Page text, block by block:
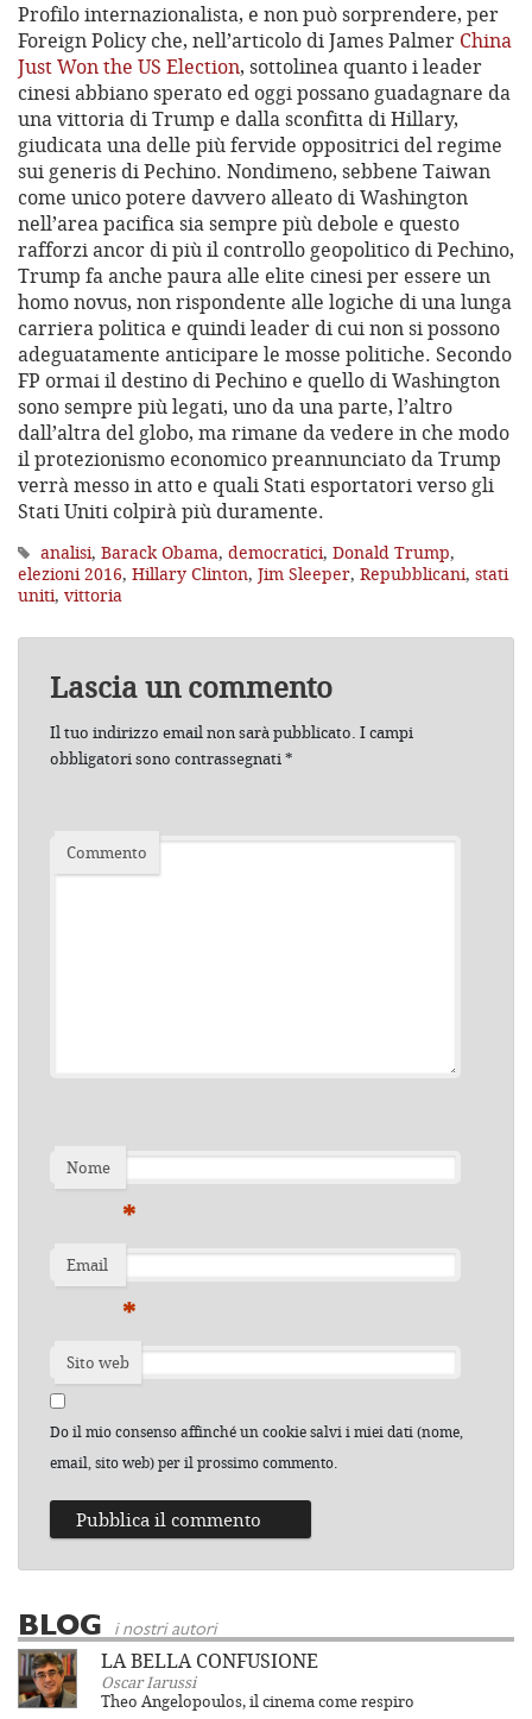
Profilo internazionalista, e non può sorprendere, per
Foreign Policy che, nell’articolo di James Palmer China
Just Won the US Election, sottolinea quanto i leader
cinesi abbiano sperato ed oggi possano guadagnare da
una vittoria di Trump e dalla sconfitta di Hillary,
giudicata una delle più fervide oppositrici del regime
sui generis di Pechino. Nondimeno, sebbene Taiwan
come unico potere davvero alleato di Washington
nell’area pacifica sia sempre più debole e questo
rafforzi ancor di più il controllo geopolitico di Pechino,
Trump fa anche paura alle elite cinesi per essere un
homo novus, non rispondente alle logiche di una lunga
carriera politica e quindi leader di cui non si possono
adeguatamente anticipare le mosse politiche. Secondo
FP ormai il destino di Pechino e quello di Washington
sono sempre più legati, uno da una parte, l’altro
dall’altra del globo, ma rimane da vedere in che modo
il protezionismo economico preannunciato da Trump
verrà messo in atto e quali Stati esportatori verso gli
Stati Uniti colpirà più duramente.
analisi, Barack Obama, democratici, Donald Trump,
elezioni 2016, Hillary Clinton, Jim Sleeper, Repubblicani, stati
uniti, vittoria
Lascia un commento
Il tuo indirizzo email non sarà pubblicato. I campi
obbligatori sono contrassegnati*
Commento
Nome
*
Email
*
Sito web
Do il mio consenso affinché un cookie salvi i miei dati (nome,
email, sito web) per il prossimo commento.
BLOG i nostri autori
LA BELLA CONFUSIONE
Oscar Iarussi
Theo Angelopoulos, il cinema come respiro